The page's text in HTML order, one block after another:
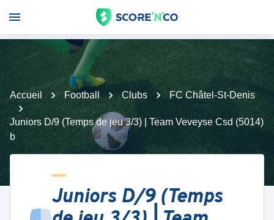
Accueil Football Clubs FC Châtel-St-Denis
Juniors D/9 (Temps de jeu 3/3) | Team Veveyse Csd (5014)
b
Juniors D/9 (Temps